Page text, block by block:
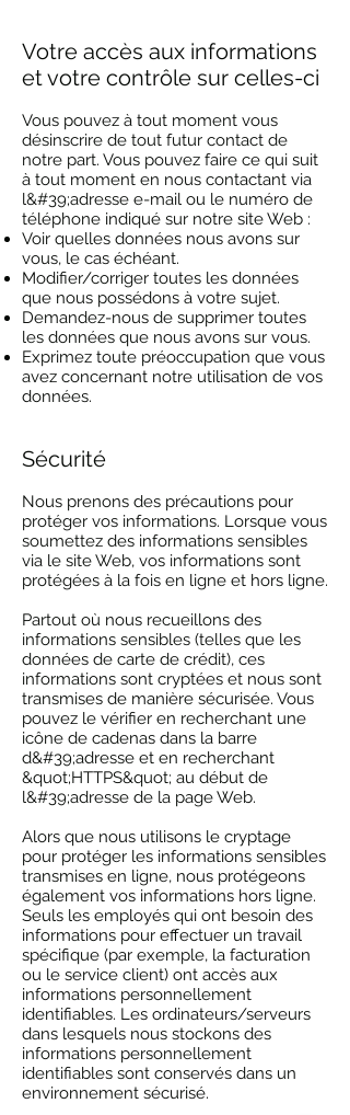
Votre accès aux informations
et votre contrôle sur celles-ci
Vous pouvez à tout moment vous
désinscrire de tout futur contact de
notre part. Vous pouvez faire ce qui suit
à tout moment en nous contactant via
l&#39;adresse e-mail ou le numéro de
téléphone indiqué sur notre site Web :
Voir quelles données nous avons sur
vous, le cas échéant.
Modifier/corriger toutes les données
que nous possédons à votre sujet.
Demandez-nous de supprimer toutes
les données que nous avons sur vous.
Exprimez toute préoccupation que vous
avez concernant notre utilisation de vos
données.
Sécurité
Nous prenons des précautions pour
protéger vos informations. Lorsque vous
soumettez des informations sensibles
via le site Web, vos informations sont
protégées à la fois en ligne et hors ligne.
Partout où nous recueillons des
informations sensibles (telles que les
données de carte de crédit), ces
informations sont cryptées et nous sont
transmises de manière sécurisée. Vous
pouvez le vérifier en recherchant une
icône de cadenas dans la barre
d&#39;adresse et en recherchant
&quot;HTTPS&quot; au début de
l&#39;adresse de la page Web.
Alors que nous utilisons le cryptage
pour protéger les informations sensibles
transmises en ligne, nous protégeons
également vos informations hors ligne.
Seuls les employés qui ont besoin des
informations pour effectuer un travail
spécifique (par exemple, la facturation
ou le service client) ont accès aux
informations personnellement
identifiables. Les ordinateurs/serveurs
dans lesquels nous stockons des
informations personnellement
identifiables sont conservés dans un
environnement sécurisé.